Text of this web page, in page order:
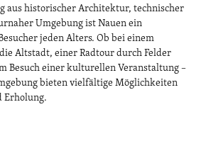
aus historischer Architektur, technischer
Umgebung ist Nauen ein
jeden Alters. Ob bei einem
Altstadt, einer Radtour durch Felder
Besuch einer kulturellen Veranstaltung –
bieten vielfältige Möglichkeiten
Erholung.